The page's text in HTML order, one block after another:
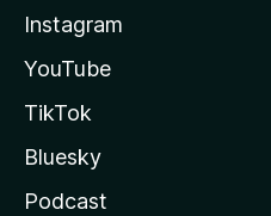
Instagram
YouTube
TikTok
Bluesky
Podcast